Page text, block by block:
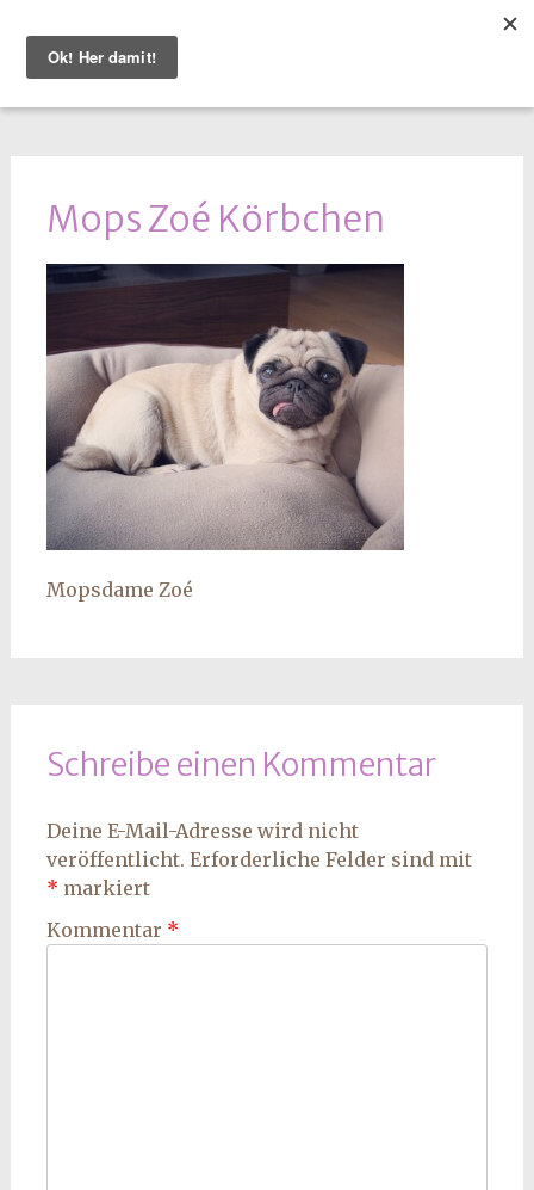
INHALT
Mops Zoé Körbchen
Mopsdame Zoé
Schreibe einen Kommentar
Deine E-Mail-Adresse wird nicht
veröffentlicht. Erforderliche Felder sind mit
* markiert
Kommentar *